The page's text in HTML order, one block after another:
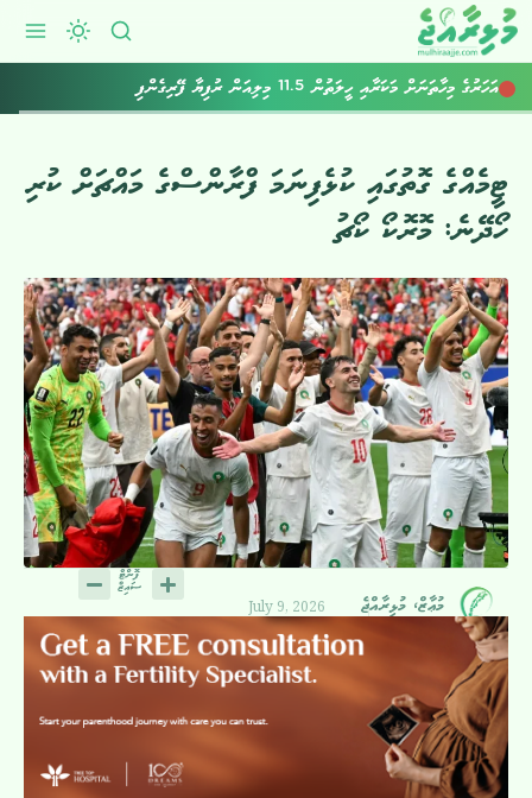
އަހަރުގެ މިހާތަނަށް މަކަރާއި ހީލަތުން 11.5 މިލިއަން ރުފިޔާ ފޭރިގެންފި
ފްރެންޑް 4 ދޯނިން ގެއްލުނު މީހުން ހޯދަން ބޭރުގެ އެހީތެރިކަން ހޯދަނީ
ޓީމެއްގެ ގޮތުގައި ކުޅެފިނަމަ ފްރާންސްގެ މައްޗަށް ކުރި
ހޯދޭނެ: މޮރޮކޯ ކޯޗު
މުޢާޒް، މުޅިރާއްޖެ July 9, 2026